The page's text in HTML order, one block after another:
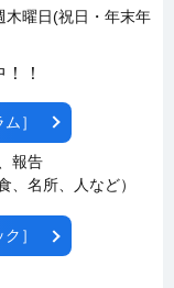
木曜日(祝日・年末年
！
］
報告
、名所、人など）
］